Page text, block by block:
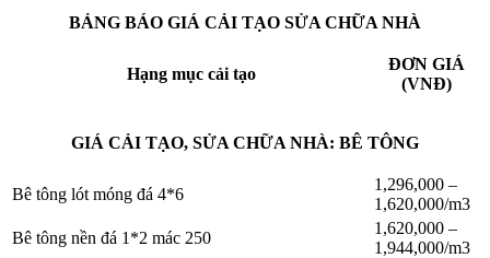
BẢNG BÁO GIÁ CẢI TẠO SỬA CHỮA NHÀ
Hạng mục cải tạo
ĐƠN GIÁ
(VNĐ)
GIÁ CẢI TẠO, SỬA CHỮA NHÀ: BÊ TÔNG
Bê tông lót móng đá 4*6
1,296,000 –
1,620,000/m3
Bê tông nền đá 1*2 mác 250
1,620,000 –
1,944,000/m3